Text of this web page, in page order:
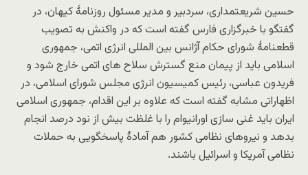
حسین شریعتمداری، سردبیر و مدیر مسئول روزنامۀ کیهان، در
گفتگو با خبرگزاری فارس گفته است که در واکنش به تصویب
قطعنامۀ شورای حکام آژانس بین المللی انرژی اتمی، جمهوری
اسلامی باید از پیمان منع گسترش سلاح های اتمی خارج شود و
فریدون عباسی، رئیس کمیسیون انرژی مجلس شورای اسلامی، در
اظهاراتی مشابه گفته است که علاوه بر این اقدام، جمهوری اسلامی
ایران باید غنی سازی اورانیوام را با غلظت بیش از نود درصد انجام
بدهد و نیروهای نظامی کشور هم آمادۀ پاسخگویی به حملات
نظامی آمریکا و اسرائیل باشند.